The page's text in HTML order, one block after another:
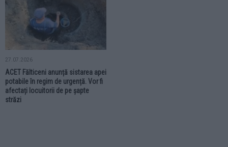
27.07.2026
ACET Fălticeni anunță sistarea apei
potabile în regim de urgență. Vor fi
afectați locuitorii de pe șapte
străzi